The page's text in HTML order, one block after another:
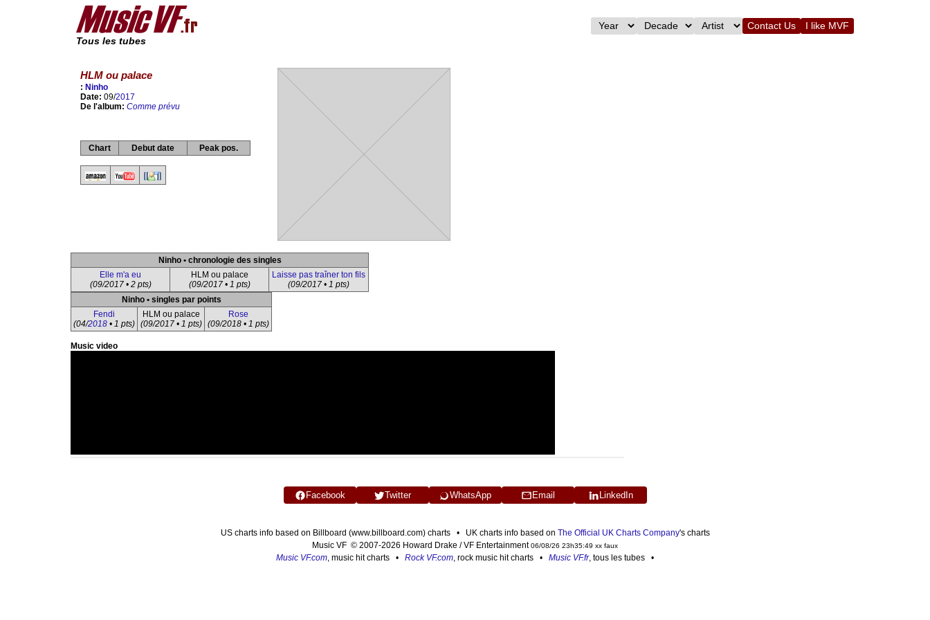
Tous les tubes
Contact Us I like MVF
HLM ou palace
: Ninho
Date: 09/2017
De l'album: Comme prévu
Chart Debut date Peak pos.
Ninho • chronologie des singles
Elle m'a eu
(09/2017 • 2 pts)
HLM ou palace
(09/2017 • 1 pts)
Laisse pas traîner ton fils
(09/2017 • 1 pts)
Ninho • singles par points
Fendi
(04/2018 • 1 pts)
HLM ou palace
(09/2017 • 1 pts)
Rose
(09/2018 • 1 pts)
Music video
Facebook Twitter WhatsApp Email LinkedIn
US charts info based on Billboard (www.billboard.com) charts • UK charts info based on The Official UK Charts Company's charts
Music VF © 2007-2026 Howard Drake / VF Entertainment06/08/26 23h35:49 xx faux
Music VF.com, music hit charts • Rock VF.com, rock music hit charts • Music VF.fr, tous les tubes •